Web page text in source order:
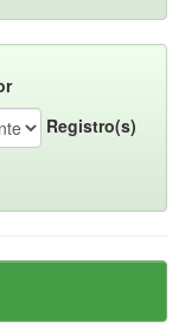
Registro(s)